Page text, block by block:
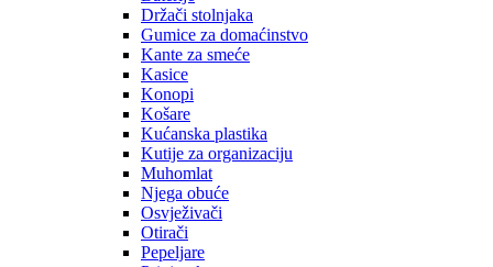
Držači stolnjaka
Gumice za domaćinstvo
Kante za smeće
Kasice
Konopi
Košare
Kućanska plastika
Kutije za organizaciju
Muhomlat
Njega obuće
Osvježivači
Otirači
Pepeljare